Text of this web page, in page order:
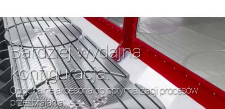
Bardziej wydajna
konfiguracja.
Opcjonalne akcesoria do optymalizacji procesów
przezbrajania.